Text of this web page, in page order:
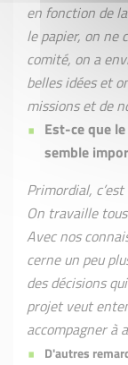
en fonction de
le papier, on ne
comité, on a
belles idées et
missions et de
Est-ce que
semble
Primordial,
On travaille
Avec nos
cerne un peu
des décisions
projet veut
accompagner à
D'autres